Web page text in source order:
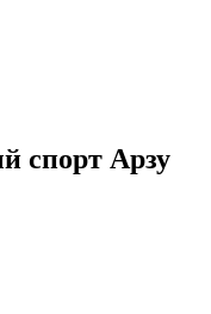
спорт Арзу